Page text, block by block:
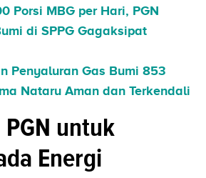
Porsi MBG per Hari, PGN
di SPPG Gagaksipat
Penyaluran Gas Bumi 853
Nataru Aman dan Terkendali
untuk
Energi